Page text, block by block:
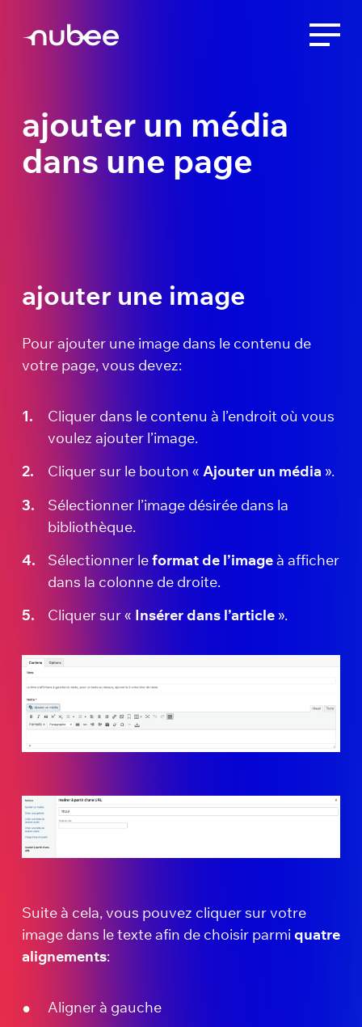
ajouter un média
dans une page
ajouter une image
Pour ajouter une image dans le contenu de
votre page, vous devez:
Cliquer dans le contenu à l’endroit où vous
voulez ajouter l’image.
Cliquer sur le bouton «Ajouter un média ».
Sélectionner l’image désirée dans la
bibliothèque.
Sélectionner leformat de l’imageà afficher
dans la colonne de droite.
Cliquer sur « Insérer dans l’article ».
Suite à cela, vous pouvez cliquer sur votre
image dans le texte afin de choisir parmi quatre
alignements:
Aligner à gauche